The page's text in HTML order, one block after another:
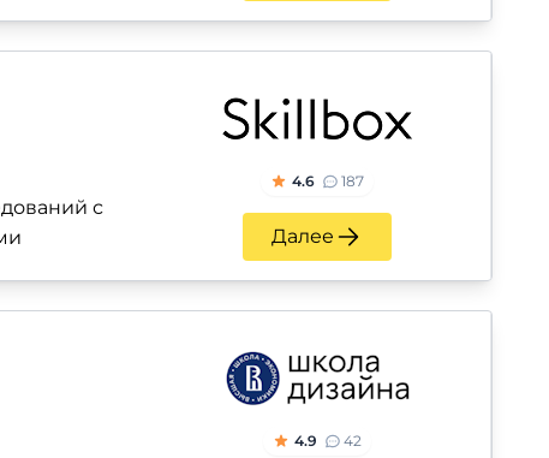
с
4.6 187
Далее
4.9 42